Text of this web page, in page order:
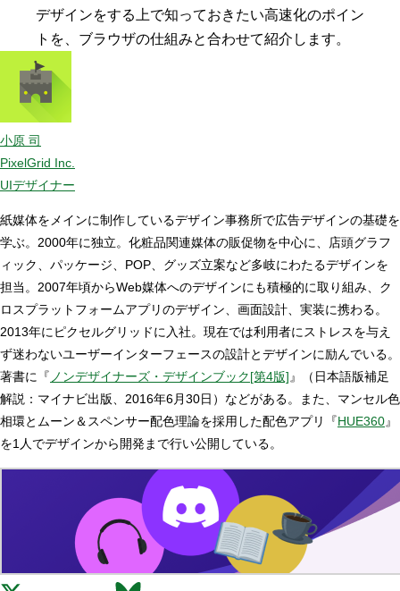
デザインをする上で知っておきたい高速化のポイン
トを、ブラウザの仕組みと合わせて紹介します。
小原 司
PixelGrid Inc.
UIデザイナー
紙媒体をメインに制作しているデザイン事務所で広告デザインの基礎を
学ぶ。2000年に独立。化粧品関連媒体の販促物を中心に、店頭グラフ
ィック、パッケージ、POP、グッズ立案など多岐にわたるデザインを
担当。2007年頃からWeb媒体へのデザインにも積極的に取り組み、ク
ロスプラットフォームアプリのデザイン、画面設計、実装に携わる。
2013年にピクセルグリッドに入社。現在では利用者にストレスを与え
ず迷わないユーザーインターフェースの設計とデザインに励んでいる。
著書に『 ノンデザイナーズ・デザインブック[第4版] 』（日本語版補足
解説：マイナビ出版、2016年6月30日）などがある。また、マンセル色
相環とムーン＆スペンサー配色理論を採用した配色アプリ『HUE360』
を1人でデザインから開発まで行い公開している。